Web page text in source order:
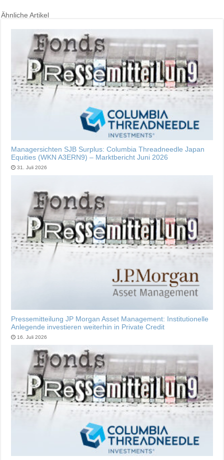
Ähnliche Artikel
Managersichten SJB Surplus: Columbia Threadneedle Japan
Equities (WKN A3ERN9) – Marktbericht Juni 2026
31. Juli 2026
Pressemitteilung JP Morgan Asset Management: Institutionelle
Anlegende investieren weiterhin in Private Credit
16. Juli 2026